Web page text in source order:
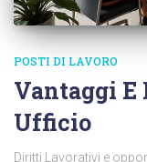
POSTI DI LAVORO
Vantaggi
Ufficio
Diritti Lavorativi e